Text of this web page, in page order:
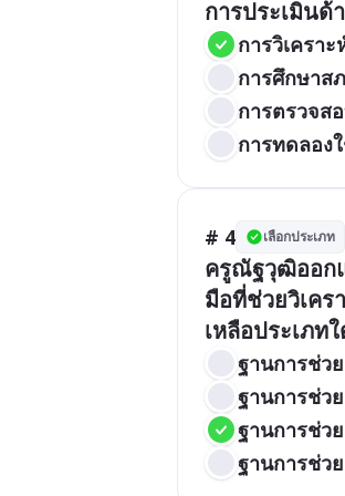
การประเมินด้
การวิเครา
การศึกษาส
การตรวจส
การทดลอง
# 4 เลือกประเภท
ครูณัฐวุฒิออก
มือที่ช่วยวิเค
เหลือประเภทใ
ฐานการช่ว
ฐานการช่ว
ฐานการช่ว
ฐานการช่ว